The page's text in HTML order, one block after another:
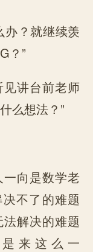
办？就继续羡
？”
讲台前老师
么想法？”
向是数学老
不了的难题
法解决的难题
来这么一